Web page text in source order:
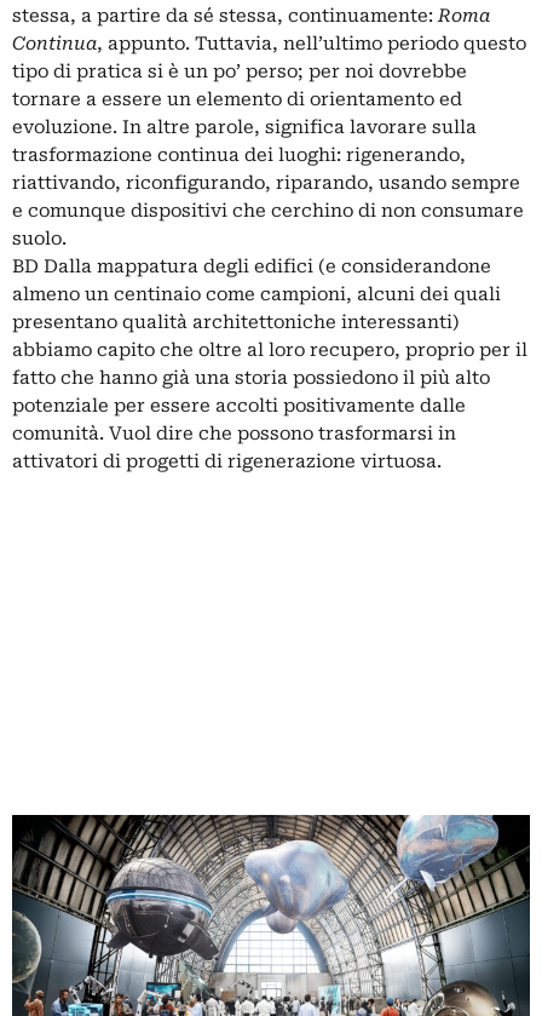
stessa, a partire da sé stessa, continuamente:Roma
Continua, appunto. Tuttavia, nell’ultimo periodo questo
tipo di pratica si è un po’ perso; per noi dovrebbe
tornare a essere un elemento di orientamento ed
evoluzione. In altre parole, significa lavorare sulla
trasformazione continua dei luoghi: rigenerando,
riattivando, riconfigurando, riparando, usando sempre
e comunque dispositivi che cerchino di non consumare
suolo.
BD Dalla mappatura degli edifici (e considerandone
almeno un centinaio come campioni, alcuni dei quali
presentano qualità architettoniche interessanti)
abbiamo capito che oltre al loro recupero, proprio per il
fatto che hanno già una storia possiedono il più alto
potenziale per essere accolti positivamente dalle
comunità. Vuol dire che possono trasformarsi in
attivatori di progetti di rigenerazione virtuosa.